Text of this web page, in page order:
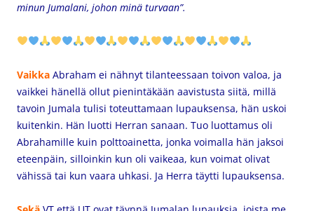
minun Jumalani, johon minä turvaan”.
Vaikka Abraham ei nähnyt tilanteessaan toivon valoa, ja
vaikkei hänellä ollut pienintäkään aavistusta siitä, millä
tavoin Jumala tulisi toteuttamaan lupauksensa, hän uskoi
kuitenkin. Hän luotti Herran sanaan. Tuo luottamus oli
Abrahamille kuin polttoainetta, jonka voimalla hän jaksoi
eteenpäin, silloinkin kun oli vaikeaa, kun voimat olivat
vähissä tai kun vaara uhkasi. Ja Herra täytti lupauksensa.